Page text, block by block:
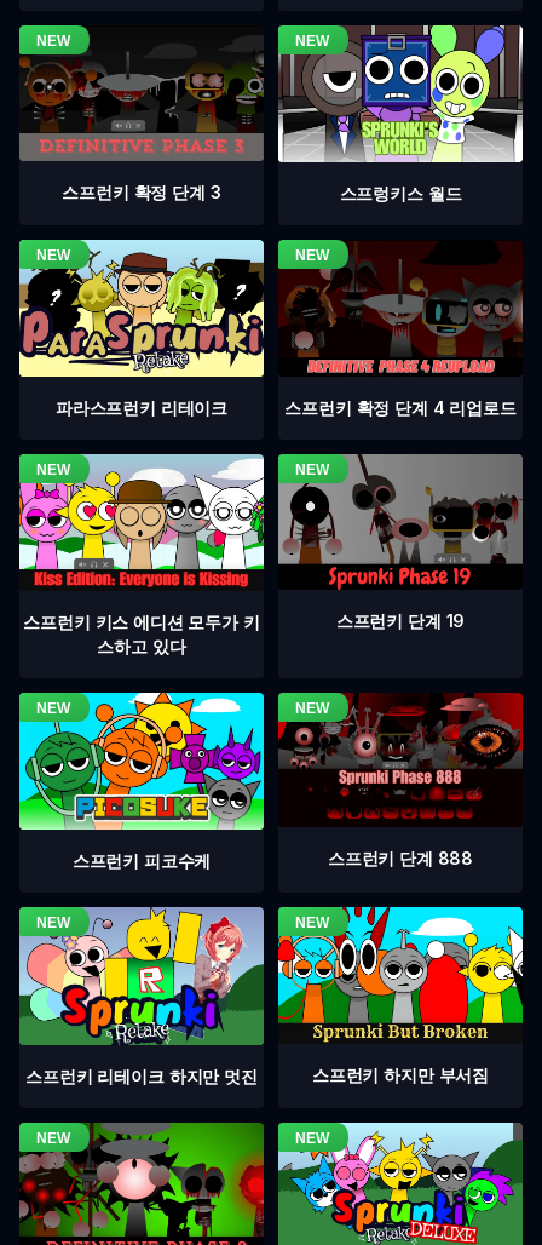
스프런키 확정 단계 3 스프렁키스 월드
파라스프런키 리테이크 스프런키 확정 단계 4 리업로드
스프런키 키스 에디션 모두가 키
스하고 있다
스프런키 단계 19
스프런키 피코수케 스프런키 단계 888
스프런키 리테이크 하지만 멋진 스프런키 하지만 부서짐